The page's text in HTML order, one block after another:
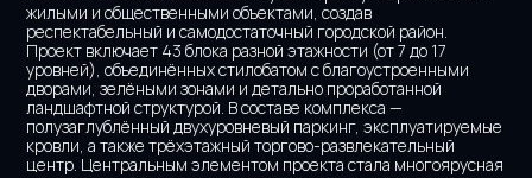
жилыми и общественными объектами, создав
респектабельный и самодостаточный городской район.
Проект включает 43 блока разной этажности (от 7 до 17
уровней), объединённых стилобатом с благоустроенными
дворами, зелёными зонами и детально проработанной
ландшафтной структурой. В составе комплекса —
полузаглублённый двухуровневый паркинг, эксплуатируемые
кровли, а также трёхэтажный торгово-развлекательный
центр. Центральным элементом проекта стала многоярусная